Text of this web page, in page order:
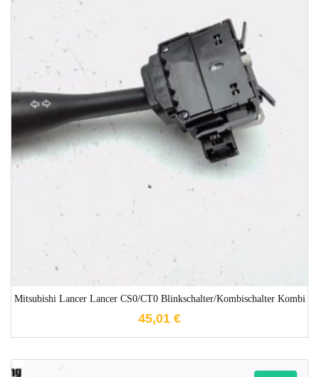
Mitsubishi Lancer Lancer CS0/CT0 Blinkschalter/Kombischalter Kombi
45,01 €
1-3 Werktage